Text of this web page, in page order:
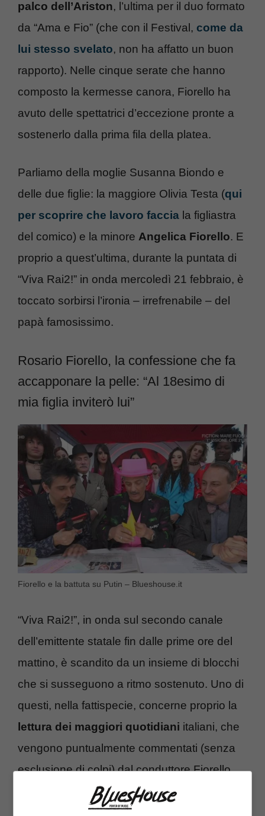
palco dell’Ariston, l’ultima per il duo formato
da “Ama e Fio” (che con il Festival, come da
lui stesso svelato, non ha affatto un buon
rapporto). Nelle cinque serate che hanno
composto la kermesse canora, Fiorello ha
avuto delle spettatrici d’eccezione pronte a
sostenerlo dalla prima fila della platea.
Parliamo della moglie Susanna Biondo e
delle due figlie: la maggiore Olivia Testa (qui
per scoprire che lavoro faccia la figliastra
del comico) e la minore Angelica Fiorello. E
proprio a quest’ultima, durante la puntata di
“Viva Rai2!” in onda mercoledì 21 febbraio, è
toccato sorbirsi l’ironia – irrefrenabile – del
papà famosissimo.
Rosario Fiorello, la confessione che fa
accapponare la pelle: “Al 18esimo di
mia figlia inviterò lui”
Fiorello e la battuta su Putin – Blueshouse.it
“Viva Rai2!”, in onda sul secondo canale
dell’emittente statale fin dalle prime ore del
mattino, è scandito da un insieme di blocchi
che si susseguono a ritmo sostenuto. Uno di
questi, nella fattispecie, concerne proprio la
lettura dei maggiori quotidiani italiani, che
vengono puntualmente commentati (senza
esclusione di colpi) dal conduttore Fiorello.